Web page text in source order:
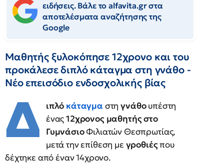
ειδήσεις. Βάλε το alfavita.gr στα
αποτελέσματα αναζήτησης της
Google
Μαθητής ξυλοκόπησε 12χρονο και του
προκάλεσε διπλό κάταγμα στη γνάθο -
Νέο επεισόδιο ενδοσχολικής βίας
Δ ιπλό κάταγμα στηγνάθουπέστη
ένας12χρονος μαθητής στο
ΓυμνάσιοΦιλιατών Θεσπρωτίας,
μετά την επίθεση με γροθιέςπου
δέχτηκε από έναν 14χρονο.